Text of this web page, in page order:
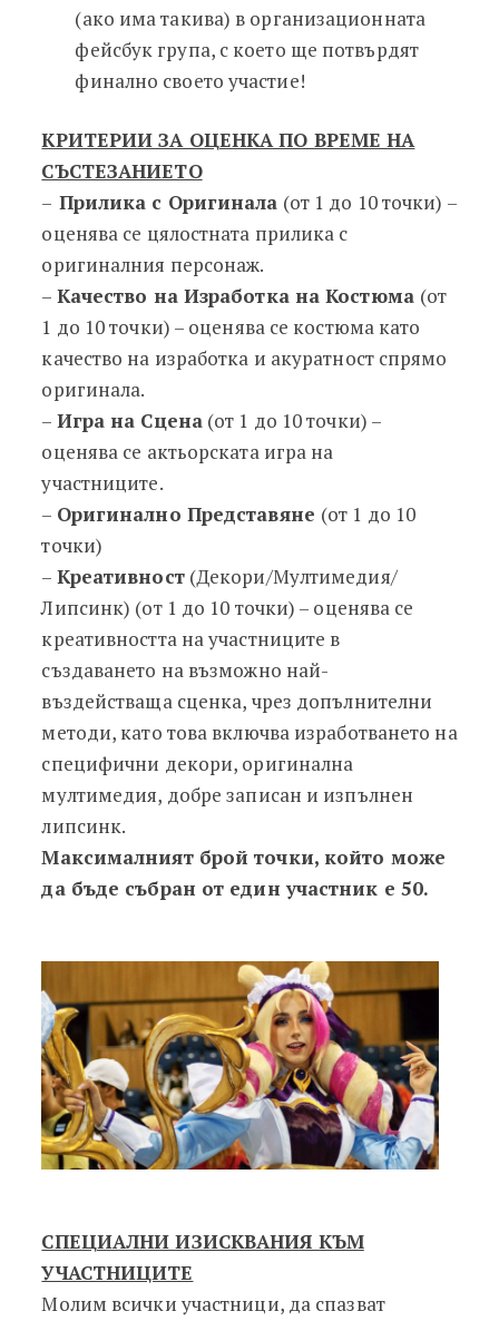
(ако има такива) в организационната
фейсбук група, с което ще потвърдят
финално своето участие!
КРИТЕРИИ ЗА ОЦЕНКА ПО ВРЕМЕ НА
СЪСТЕЗАНИЕТО
– Прилика с Оригинала (от 1 до 10 точки) –
оценява се цялостната прилика с
оригиналния персонаж.
– Качество на Изработка на Костюма (от
1 до 10 точки) – оценява се костюма като
качество на изработка и акуратност спрямо
оригинала.
– Игра на Сцена(от 1 до 10 точки) –
оценява се актьорската игра на
участниците.
– Оригинално Представяне (от 1 до 10
точки)
– Креативност(Декори/Мултимедия/
Липсинк) (от 1 до 10 точки) – оценява се
креативността на участниците в
създаването на възможно най-
въздействаща сценка, чрез допълнителни
методи, като това включва изработването на
специфични декори, оригинална
мултимедия, добре записан и изпълнен
липсинк.
Максималният брой точки, който може
да бъде събран от един участник е 50.
СПЕЦИАЛНИ ИЗИСКВАНИЯ КЪМ
УЧАСТНИЦИТЕ
Молим всички участници, да спазват